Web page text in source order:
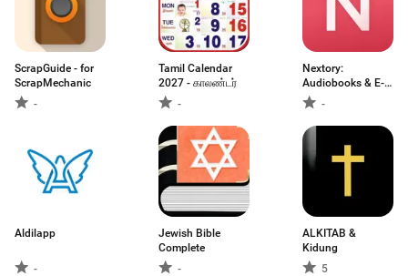
ScrapGuide - for
ScrapMechanic
-
Tamil Calendar
2027 - காலண்டர்
-
Nextory:
Audiobooks & E-
books
-
Aldilapp
-
Jewish Bible
Complete
-
ALKITAB &
Kidung
5